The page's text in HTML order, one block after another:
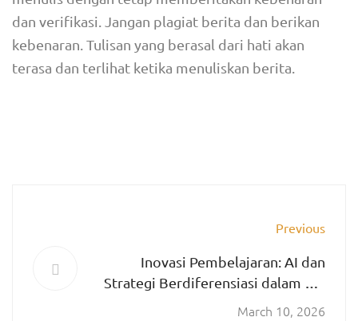
dan verifikasi. Jangan plagiat berita dan berikan
kebenaran. Tulisan yang berasal dari hati akan
terasa dan terlihat ketika menuliskan berita.
Previous
Inovasi Pembelajaran: AI dan
Strategi Berdiferensiasi dalam Era
March 10, 2026